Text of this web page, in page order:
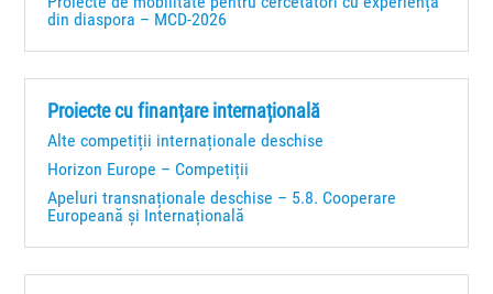
din diaspora – MCD-2026
Proiecte cu finanțare internațională
Alte competiții internaționale deschise
Horizon Europe – Competiții
Apeluri transnaționale deschise – 5.8. Cooperare
Europeană și Internațională